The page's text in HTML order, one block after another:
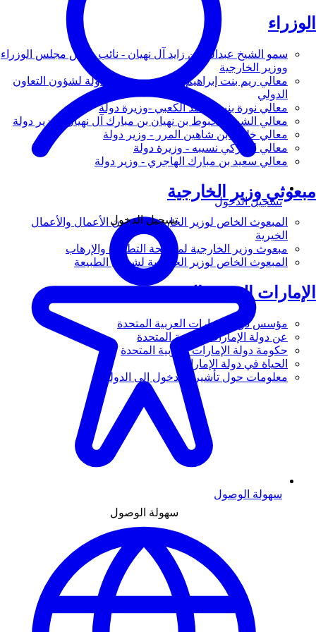
الوزراء
سمو الشيخ عبدالله بن زايد آل نهيان - نائب رئيس مجلس الوزراء
ووزير الخارجية
معالي ريم بنت إبراهيم الهاشمي - وزيرة دولة لشؤون التعاون
الدولي
معالي نورة بنت محمد الكعبي -وزيرة دولة
معالي الشيخ شخبوط بن نهيان بن مبارك آل نهيان - وزير دولة
معالي خليفة بن شاهين المرر - وزير دولة
معالي لانا زكي نسيبه - وزيرة دولة
معالي سعيد بن مبارك الهاجري - وزير دولة
مبعوثي وزير الخارجية
المبعوث الخاص لوزير الخارجية لشؤون الأعمال والأعمال
الخيرية
مبعوث وزير الخارجية لمكافحة التطرف والإرهاب
المبعوث الخاص لوزير الخارجية لشؤون الطبيعة
الإمارات العربية المتحدة
مؤسس دولة الإمارات العربية المتحدة
عن دولة الإمارات العربية المتحدة
حكومة دولة الإمارات العربية المتحدة
الحياة في دولة الإمارات
معلومات حول تأشيرة الدخول إلى الدولة
تسجيل الدخول
تسجيل الدخول
سهولة الوصول
سهولة الوصول